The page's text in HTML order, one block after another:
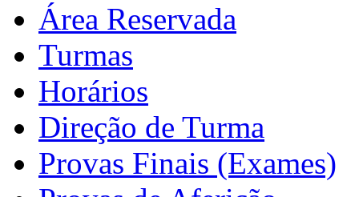
Área Reservada
Turmas
Horários
Direção de Turma
Provas Finais (Exames)